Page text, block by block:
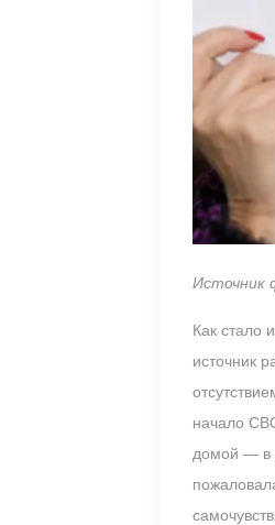
Источник
Как стало
источник
начало
домой — в